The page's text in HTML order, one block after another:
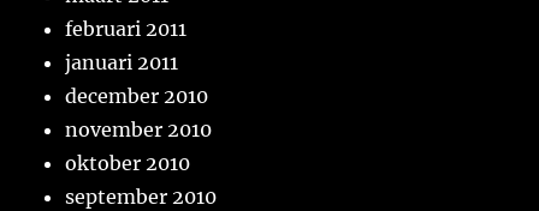
februari 2011
januari 2011
december 2010
november 2010
oktober 2010
september 2010